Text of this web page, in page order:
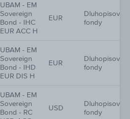
UBAM - EM
Sovereign
Bond - IHC
EUR ACC H
EUR
Dluhopisové
fondy
UBAM - EM
Sovereign
Bond - IHD
EUR DIS H
EUR
Dluhopisové
fondy
UBAM - EM
Sovereign
Bond - RC
USD
Dluhopisové
fondy